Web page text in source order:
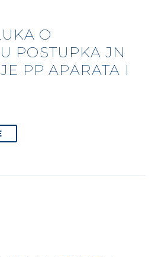
O
POSTUPKA JN
PP APARATA I